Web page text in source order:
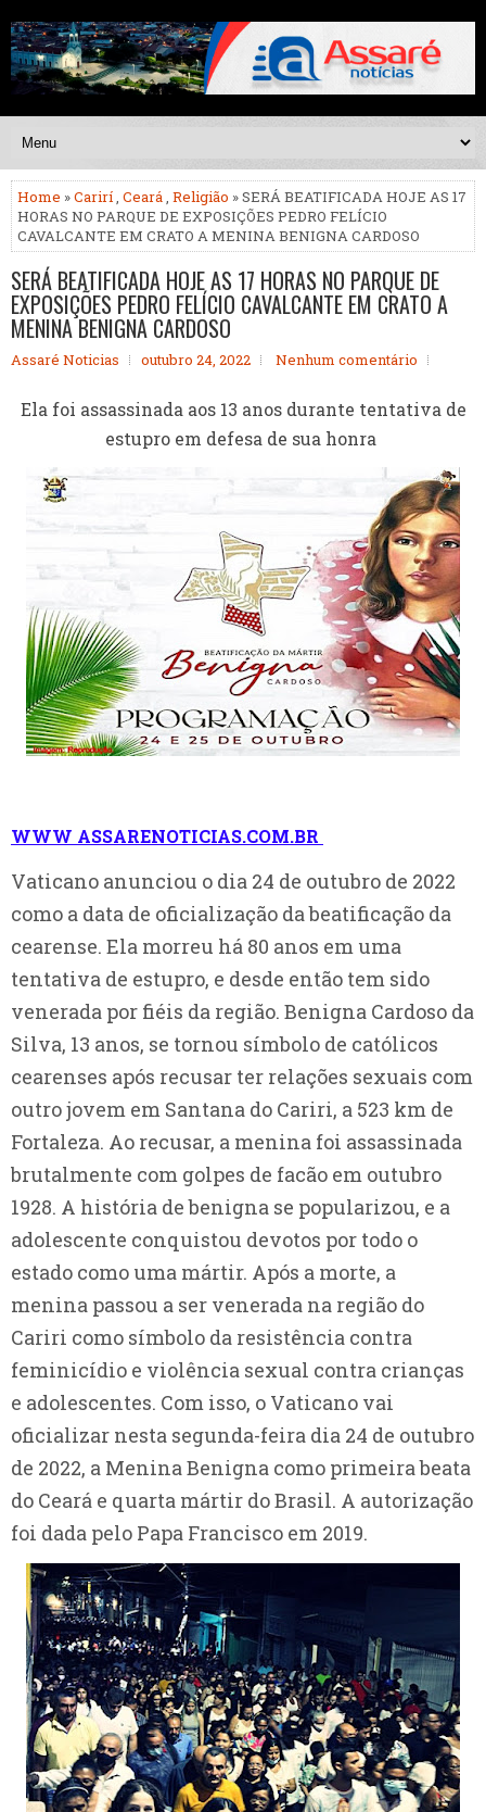
Home »Carirí, Ceará, Religião » SERÁ BEATIFICADA HOJE AS 17
HORAS NO PARQUE DE EXPOSIÇÕES PEDRO FELÍCIO
CAVALCANTE EM CRATO A MENINA BENIGNA CARDOSO
SERÁ BEATIFICADA HOJE AS 17 HORAS NO PARQUE DE
EXPOSIÇÕES PEDRO FELÍCIO CAVALCANTE EM CRATO A
MENINA BENIGNA CARDOSO
Assaré Noticias outubro 24, 2022 Nenhum comentário
Ela foi assassinada aos 13 anos durante tentativa de
estupro em defesa de sua honra
WWW ASSARENOTICIAS.COM.BR
Vaticano anunciou o dia 24 de outubro de 2022
como a data de oficialização da beatificação da
cearense. Ela morreu há 80 anos em uma
tentativa de estupro, e desde então tem sido
venerada por fiéis da região. Benigna Cardoso da
Silva, 13 anos, se tornou símbolo de católicos
cearenses após recusar ter relações sexuais com
outro jovem em Santana do Cariri, a 523 km de
Fortaleza. Ao recusar, a menina foi assassinada
brutalmente com golpes de facão em outubro
1928. A história de benigna se popularizou, e a
adolescente conquistou devotos por todo o
estado como uma mártir. Após a morte, a
menina passou a ser venerada na região do
Cariri como símbolo da resistência contra
feminicídio e violência sexual contra crianças
e adolescentes. Com isso, o Vaticano vai
oficializar nesta segunda-feira dia 24 de outubro
de 2022, a Menina Benigna como primeira beata
do Ceará e quarta mártir do Brasil. A autorização
foi dada pelo Papa Francisco em 2019.